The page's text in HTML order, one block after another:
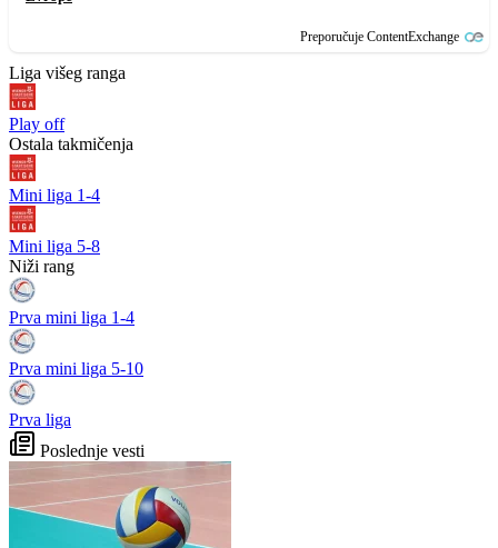
Preporučuje ContentExchange
Liga višeg ranga
Play off
Ostala takmičenja
Mini liga 1-4
Mini liga 5-8
Niži rang
Prva mini liga 1-4
Prva mini liga 5-10
Prva liga
Poslednje vesti